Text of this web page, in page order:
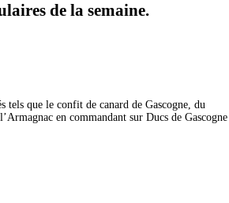
de la semaine.
tels que le confit de canard de Gascogne, du
en commandant sur Ducs de Gascogne